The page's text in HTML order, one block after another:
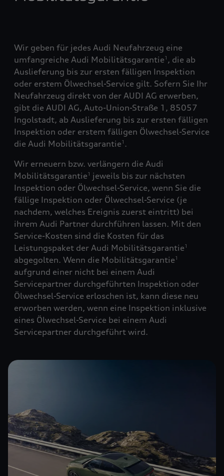
Wir geben für jedes Audi Neufahrzeug eine
umfangreiche Audi Mobilitätsgarantie1 , die ab
Auslieferung bis zur ersten fälligen Inspektion
oder erstem Ölwechsel-Service gilt. Sofern Sie Ihr
Neufahrzeug direkt von der AUDI AG erwerben,
gibt die AUDI AG, Auto-Union-Straße 1, 85057
Ingolstadt, ab Auslieferung bis zur ersten fälligen
Inspektion oder erstem fälligen Ölwechsel-Service
die Audi Mobilitätsgarantie1 .
Wir erneuern bzw. verlängern die Audi
Mobilitätsgarantie1
jeweils bis zur nächsten
Inspektion oder Ölwechsel-Service, wenn Sie die
fällige Inspektion oder Ölwechsel-Service (je
nachdem, welches Ereignis zuerst eintritt) bei
ihrem Audi Partner durchführen lassen. Mit den
Service-Kosten sind die Kosten für das
Leistungspaket der Audi Mobilitätsgarantie1
abgegolten. Wenn die Mobilitätsgarantie1
aufgrund einer nicht bei einem Audi
Servicepartner durchgeführten Inspektion oder
Ölwechsel-Service erloschen ist, kann diese neu
erworben werden, wenn eine Inspektion inklusive
eines Ölwechsel-Service bei einem Audi
Servicepartner durchgeführt wird.